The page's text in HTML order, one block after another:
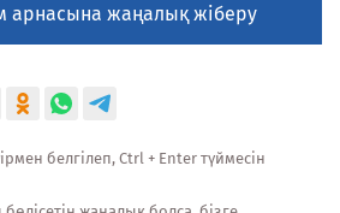
арнасына жаңалық жіберу
белгілеп, Ctrl + Enter түймесін